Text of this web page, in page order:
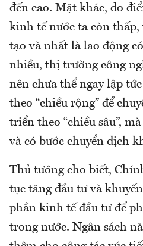
đến cao. Mặt khác, do
kinh tế nước ta còn thấp,
tạo và nhất là lao động
nhiều, thị trường công
nên chưa thể ngay lập
theo “chiều rộng” để
triển theo “chiều sâu”,
và có bước chuyển dịch
Thủ tướng cho biết,
tục tăng đầu tư và
phần kinh tế đầu tư để
trong nước. Ngân sách